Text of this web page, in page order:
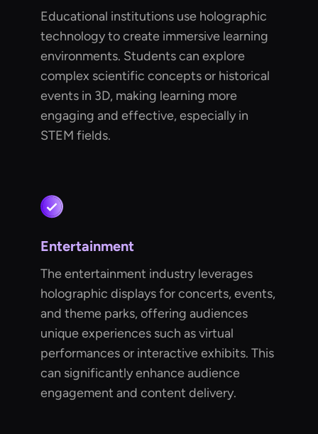
Educational institutions use holographic
technology to create immersive learning
environments. Students can explore
complex scientific concepts or historical
events in 3D, making learning more
engaging and effective, especially in
STEM fields.
Entertainment
The entertainment industry leverages
holographic displays for concerts, events,
and theme parks, offering audiences
unique experiences such as virtual
performances or interactive exhibits. This
can significantly enhance audience
engagement and content delivery.